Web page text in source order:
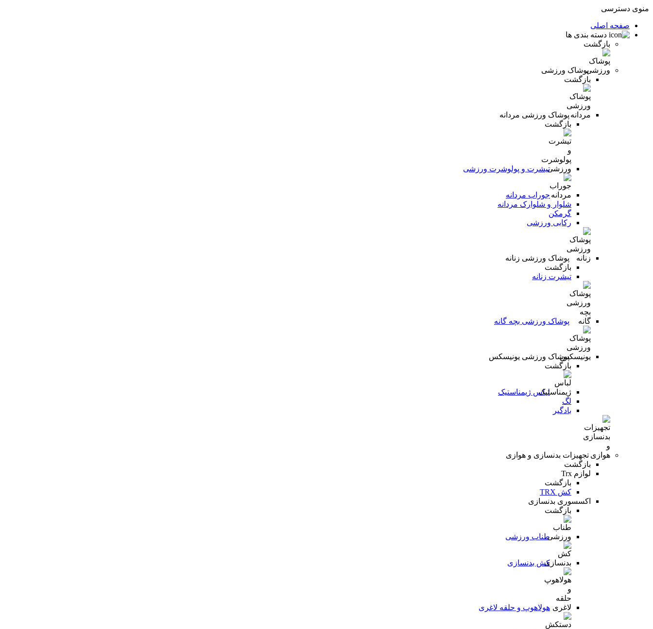
منوی دسترسی
صفحه اصلی
دسته بندی ها
بازگشت
پوشاک ورزشی
بازگشت
پوشاک ورزشی مردانه
بازگشت
تیشرت و پولوشرت ورزشی
جوراب مردانه
شلوار و شلوارک مردانه
گرمکن
رکابی ورزشی
پوشاک ورزشی زنانه
بازگشت
تیشرت زنانه
پوشاک ورزشی بچه گانه
پوشاک ورزشی یونیسکس
بازگشت
لباس ژیمناستیک
لگ
بادگیر
تجهیزات بدنسازی و هوازی
بازگشت
لوازم Trx
بازگشت
کش TRX
اکسسوری بدنسازی
بازگشت
طناب ورزشی
کش بدنسازی
هولاهوپ و حلقه لاغری